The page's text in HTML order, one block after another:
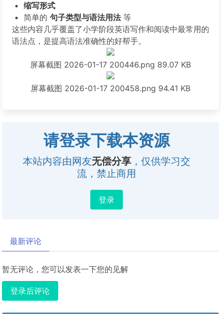
缩写形式
简单的 句子类型与语法用法等
这些内容几乎覆盖了小学阶段英语写作和阅读中最常用的
语法点，是提高语法准确性的好帮手。
屏幕截图 2026-01-17 200446.png 89.07 KB
屏幕截图 2026-01-17 200458.png 94.41 KB
请登录下载本资源
本站内容由网友无偿分享 ，仅供学习交
流，禁止商用
登录
最新评论
暂无评论，您可以发表一下您的见解
登录后评论